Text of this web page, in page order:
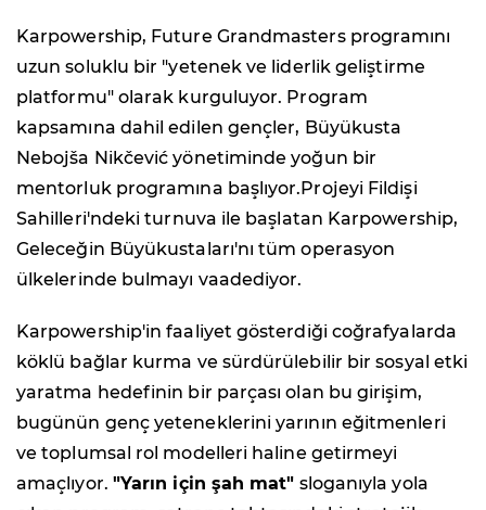
Karpowership, Future Grandmasters programını
uzun soluklu bir "yetenek ve liderlik geliştirme
platformu" olarak kurguluyor. Program
kapsamına dahil edilen gençler, Büyükusta
Nebojša Nikčević yönetiminde yoğun bir
mentorluk programına başlıyor.Projeyi Fildişi
Sahilleri'ndeki turnuva ile başlatan Karpowership,
Geleceğin Büyükustaları'nı tüm operasyon
ülkelerinde bulmayı vaadediyor.
Karpowership'in faaliyet gösterdiği coğrafyalarda
köklü bağlar kurma ve sürdürülebilir bir sosyal etki
yaratma hedefinin bir parçası olan bu girişim,
bugünün genç yeteneklerini yarının eğitmenleri
ve toplumsal rol modelleri haline getirmeyi
amaçlıyor. "Yarın için şah mat" sloganıyla yola